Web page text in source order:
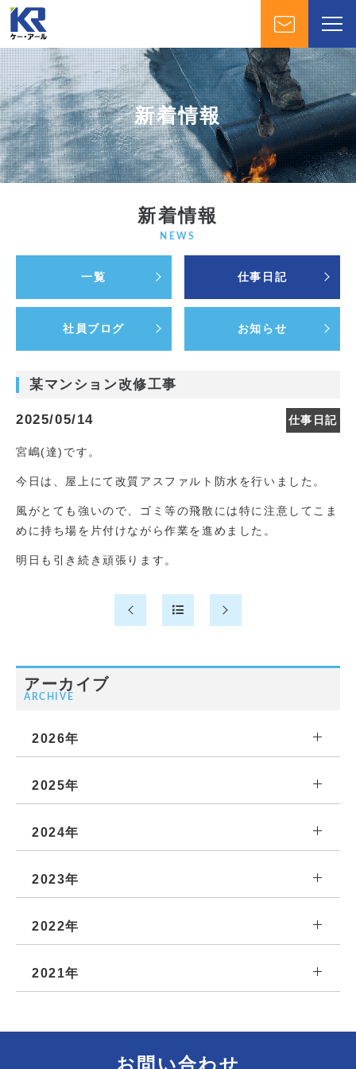
新着情報
新着情報
NEWS
一覧 仕事日記
社員ブログ お知らせ
某マンション改修工事
2025/05/14 仕事日記
宮嶋(達)です。
今日は、屋上にて改質アスファルト防水を行いました。
風がとても強いので、ゴミ等の飛散には特に注意してこま
めに持ち場を片付けながら作業を進めました。
明日も引き続き頑張ります。
アーカイブ
ARCHIVE
2026年
2025年
2024年
2023年
2022年
2021年
お問い合わせ